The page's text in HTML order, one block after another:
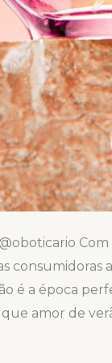
consumidoras
é a época
amor de